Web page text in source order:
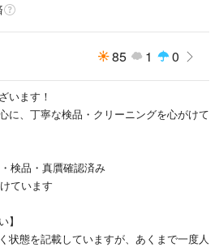
85 1 0
います！
に、丁寧な検品・クリーニングを心がけて
検品・真贋確認済み
ています
】
状態を記載していますが、あくまで一度人